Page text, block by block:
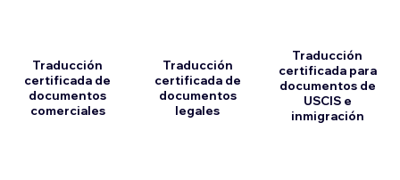
Traducción
certificada de
documentos
comerciales
Traducción
certificada de
documentos
legales
Traducción
certificada para
documentos de
USCIS e
inmigración